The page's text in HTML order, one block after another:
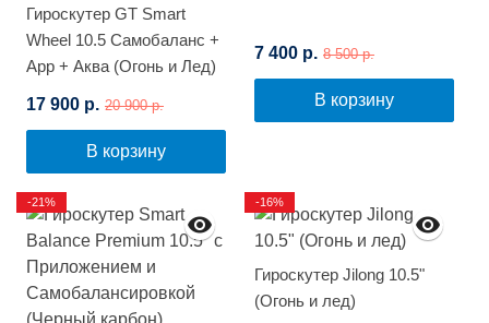
Гироскутер GT Smart
Wheel 10.5 Самобаланс +
App + Аква (Огонь и Лед)
17 900 р. 20 900 р.
В корзину
7 400 р. 8 500 р.
В корзину
-21%
Гироскутер Jilong 10.5"
(Огонь и лед)
-16%